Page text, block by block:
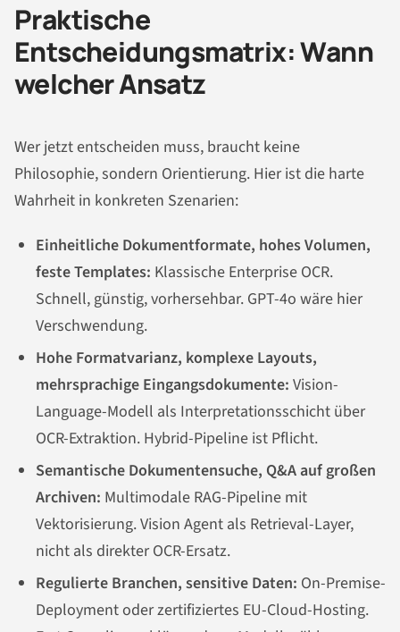
Praktische
Entscheidungsmatrix: Wann
welcher Ansatz
Wer jetzt entscheiden muss, braucht keine
Philosophie, sondern Orientierung. Hier ist die harte
Wahrheit in konkreten Szenarien:
Einheitliche Dokumentformate, hohes Volumen,
feste Templates: Klassische Enterprise OCR.
Schnell, günstig, vorhersehbar. GPT-4o wäre hier
Verschwendung.
Hohe Formatvarianz, komplexe Layouts,
mehrsprachige Eingangsdokumente: Vision-
Language-Modell als Interpretationsschicht über
OCR-Extraktion. Hybrid-Pipeline ist Pflicht.
Semantische Dokumentensuche, Q&A auf großen
Archiven: Multimodale RAG-Pipeline mit
Vektorisierung. Vision Agent als Retrieval-Layer,
nicht als direkter OCR-Ersatz.
Regulierte Branchen, sensitive Daten: On-Premise-
Deployment oder zertifiziertes EU-Cloud-Hosting.